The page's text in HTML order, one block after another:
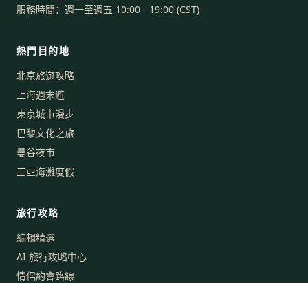
服務時間：週一至週五 10:00 - 19:00 (CST)
熱門目的地
北京旅遊攻略
上海週末遊
東京城市漫步
巴黎文化之旅
曼谷夜市
三亞海灘度假
旅行攻略
編輯精選
AI 旅行攻略中心
情侶約會路線